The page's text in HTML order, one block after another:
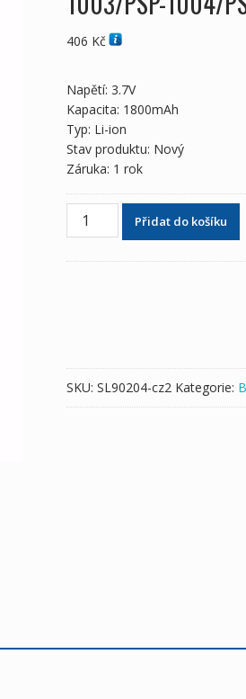
406 Kč
Napětí: 3.7V
Kapacita: 1800mAh
Typ: Li-ion
Stav produktu: Nový
Záruka: 1 rok
Baterie
1004/PSP-
1005/PSP-
1006
Přidat do košíku
SKU: SL90204-cz2 Kategorie: